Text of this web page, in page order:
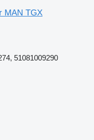
MAN TGX
51081009290